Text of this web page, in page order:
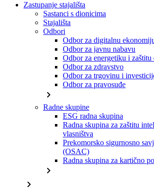
Zastupanje stajališta
Sastanci s dionicima
Stajališta
Odbori
Odbor za digitalnu
Odbor za javnu nabavu
Odbor za energetiku i zaštitu
Odbor za zdravstvo
Odbor za trgovinu i
Odbor za pravosuđe
chevron_right
Radne skupine
ESG radna skupina
Radna skupina za zaštitu
vlasništva
Prekomorsko sigurnosno
(OSAC)
Radna skupina za kartično
chevron_right
chevron_right